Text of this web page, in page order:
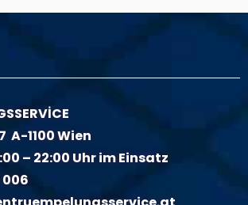
A-1100 Wien
– 22:00 Uhr im Einsatz
006